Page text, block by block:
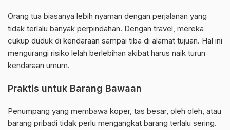
Orang tua biasanya lebih nyaman dengan perjalanan yang
tidak terlalu banyak perpindahan. Dengan travel, mereka
cukup duduk di kendaraan sampai tiba di alamat tujuan. Hal ini
mengurangi risiko lelah berlebihan akibat harus naik turun
kendaraan umum.
Praktis untuk Barang Bawaan
Penumpang yang membawa koper, tas besar, oleh oleh, atau
barang pribadi tidak perlu mengangkat barang terlalu sering.